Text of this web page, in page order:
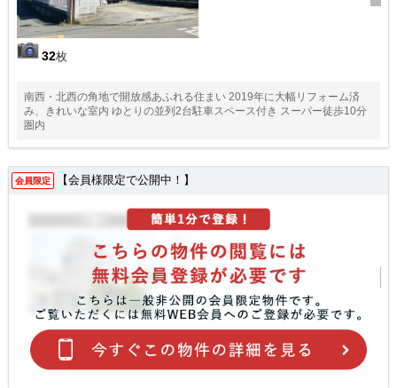
32枚
南西・北西の角地で開放感あふれる住まい 2019年に大幅リフォーム済
み、きれいな室内 ゆとりの並列2台駐車スペース付き スーパー徒歩10分
圏内
会員限定 【会員様限定で公開中！】